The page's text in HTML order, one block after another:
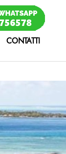
CONTATTI